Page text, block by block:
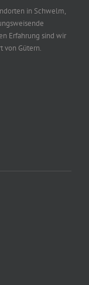
in Schwelm,
Erfahrung sind wir
von Gütern.